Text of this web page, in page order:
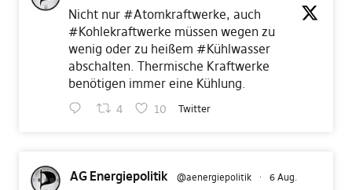
Nicht nur #Atomkraftwerke, auch
#Kohlekraftwerke müssen wegen zu
wenig oder zu heißem #Kühlwasser
abschalten. Thermische Kraftwerke
benötigen immer eine Kühlung.
4 10 Twitter
AG Energiepolitik @aenergiepolitik · 6 Aug.